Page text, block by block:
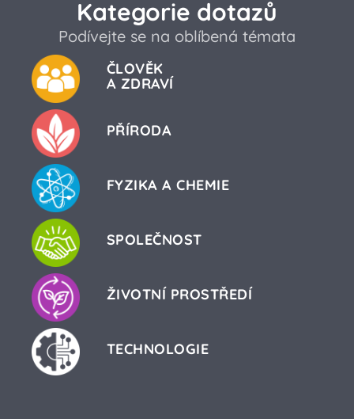
Kategorie dotazů
Podívejte se na oblíbená témata
ČLOVĚK
A ZDRAVÍ
PŘÍRODA
FYZIKA A CHEMIE
SPOLEČNOST
ŽIVOTNÍ PROSTŘEDÍ
TECHNOLOGIE